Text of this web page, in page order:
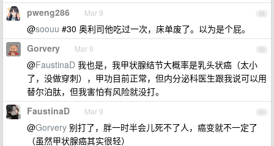
58
pweng286 Mar 9
@soouu #30 奥利司他吃过一次，床单废了。以为是个屁。
59
Gorvery Mar 9
@FaustinaD 我也是，我甲状腺结节大概率是乳头状癌（太小
了，没做穿刺），甲功目前正常，但内分泌科医生跟我说可以用
替尔泊肽，但我害怕有风险就没打。
60
FaustinaD Mar 9
@Gorvery 别打了，胖一时半会儿死不了人，癌变就不一定了
（虽然甲状腺癌其实很轻）